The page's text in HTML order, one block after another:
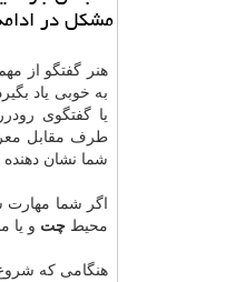
مشكل در
هنر گفتگو از
به خوبی یاد
یا گفتگوی
طرف مقابل
شما نشان
اگر شما مهارت
محیط چت و یا
هنگامی که